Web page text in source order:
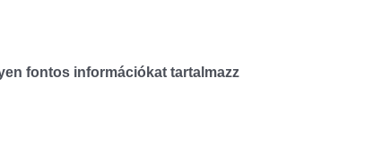
fontos információkat tartalmazz